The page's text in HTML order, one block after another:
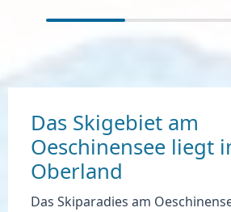
Das Skigebiet am
Oeschinensee liegt
Oberland
Das Skiparadies am